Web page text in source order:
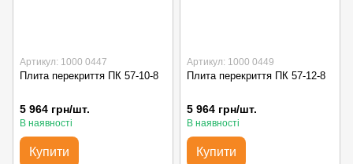
Артикул: 1000 0447
Плита перекриття ПК 57-10-8
5 964 грн/шт.
В наявності
Купити
Артикул: 1000 0449
Плита перекриття ПК 57-12-8
5 964 грн/шт.
В наявності
Купити